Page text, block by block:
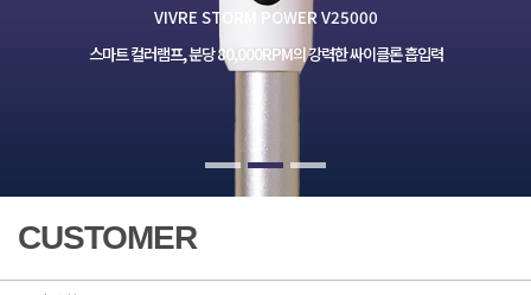
VIVRE STORM POWER V25000
스마트 컬러램프, 분당 80,000RPM의 강력한 싸이클론 흡입력
CUSTOMER